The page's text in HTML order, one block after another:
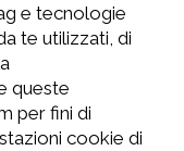
e tecnologie
te utilizzati, di
queste
per fini di
cookie di